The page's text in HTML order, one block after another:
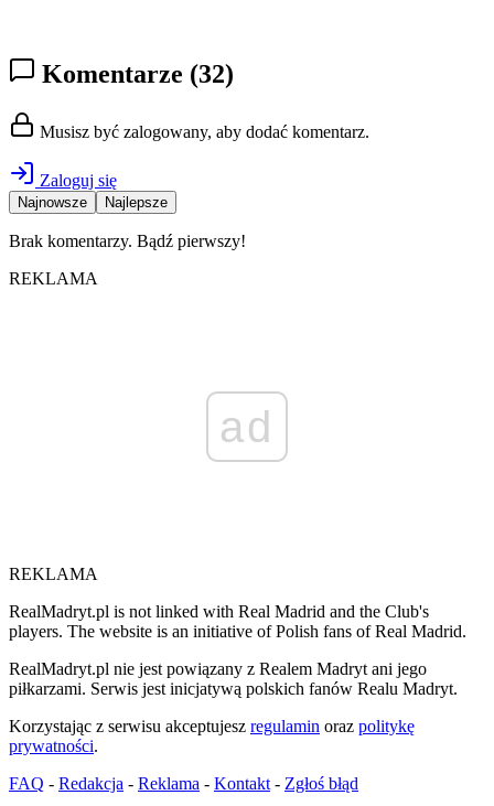
Komentarze (32)
Musisz być zalogowany, aby dodać komentarz.
Zaloguj się
Najnowsze Najlepsze
Brak komentarzy. Bądź pierwszy!
REKLAMA
ad
REKLAMA
RealMadryt.pl is not linked with Real Madrid and the Club's
players. The website is an initiative of Polish fans of Real Madrid.
RealMadryt.pl nie jest powiązany z Realem Madryt ani jego
piłkarzami. Serwis jest inicjatywą polskich fanów Realu Madryt.
Korzystając z serwisu akceptujesz regulamin oraz politykę
prywatności.
FAQ - Redakcja - Reklama - Kontakt - Zgłoś błąd